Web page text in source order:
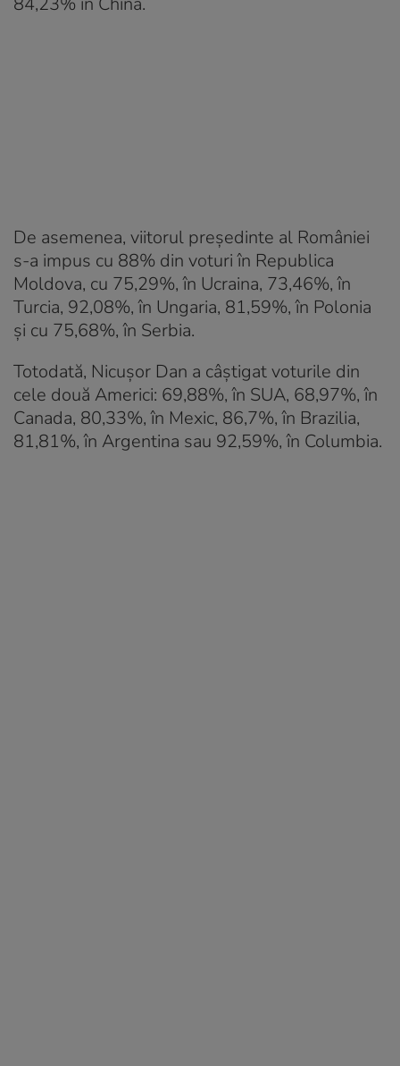
De asemenea, viitorul președinte al României
s-a impus cu 88% din voturi în Republica
Moldova, cu 75,29%, în Ucraina, 73,46%, în
Turcia, 92,08%, în Ungaria, 81,59%, în Polonia
și cu 75,68%, în Serbia.
Totodată, Nicușor Dan a câștigat voturile din
cele două Americi: 69,88%, în SUA, 68,97%, în
Canada, 80,33%, în Mexic, 86,7%, în Brazilia,
81,81%, în Argentina sau 92,59%, în Columbia.